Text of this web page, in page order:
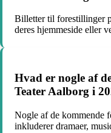
Billetter til forestillinger
deres hjemmeside eller
Hvad er nogle af
Teater Aalborg i
Nogle af de kommende
inkluderer dramaer,